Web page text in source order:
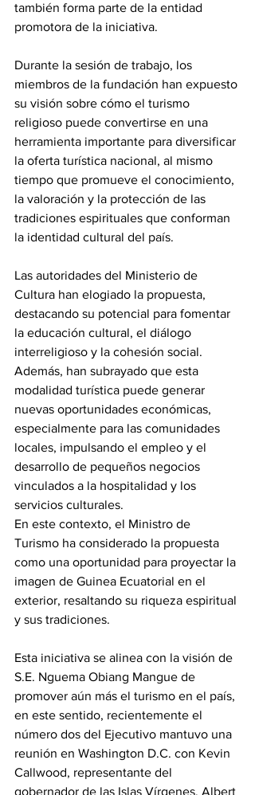
también forma parte de la entidad
promotora de la iniciativa.
Durante la sesión de trabajo, los
miembros de la fundación han expuesto
su visión sobre cómo el turismo
religioso puede convertirse en una
herramienta importante para diversificar
la oferta turística nacional, al mismo
tiempo que promueve el conocimiento,
la valoración y la protección de las
tradiciones espirituales que conforman
la identidad cultural del país.
Las autoridades del Ministerio de
Cultura han elogiado la propuesta,
destacando su potencial para fomentar
la educación cultural, el diálogo
interreligioso y la cohesión social.
Además, han subrayado que esta
modalidad turística puede generar
nuevas oportunidades económicas,
especialmente para las comunidades
locales, impulsando el empleo y el
desarrollo de pequeños negocios
vinculados a la hospitalidad y los
servicios culturales.
En este contexto, el Ministro de
Turismo ha considerado la propuesta
como una oportunidad para proyectar la
imagen de Guinea Ecuatorial en el
exterior, resaltando su riqueza espiritual
y sus tradiciones.
Esta iniciativa se alinea con la visión de
S.E. Nguema Obiang Mangue de
promover aún más el turismo en el país,
en este sentido, recientemente el
número dos del Ejecutivo mantuvo una
reunión en Washington D.C. con Kevin
Callwood, representante del
gobernador de las Islas Vírgenes, Albert